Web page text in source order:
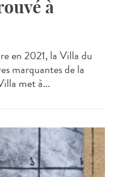
à
en 2021, la Villa du
marquantes de la
met à...